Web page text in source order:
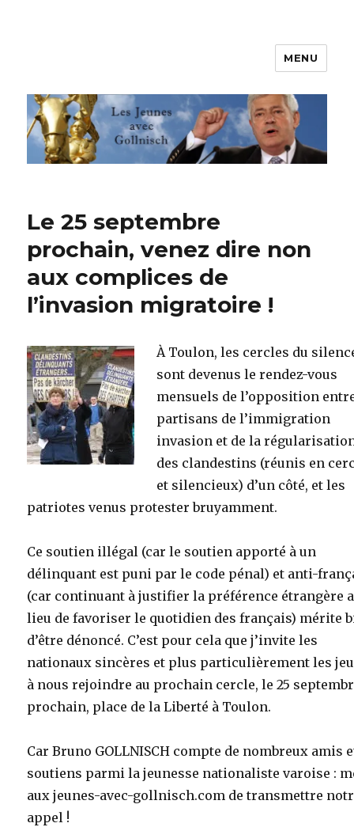
Les jeunes avec Gollnisch
MENU
Le 25 septembre
prochain, venez dire non
aux complices de
l’invasion migratoire !
À Toulon, les cercles du
sont devenus le rendez-vous
mensuels de l’opposition
partisans de l’immigration
invasion et de la
des clandestins (réunis en
et silencieux) d’un côté, et les
patriotes venus protester bruyamment.
Ce soutien illégal (car le soutien apporté à un
délinquant est puni par le code pénal) et anti-
(car continuant à justifier la préférence étrangère
lieu de favoriser le quotidien des français) mérite
d’être dénoncé. C’est pour cela que j’invite les
nationaux sincères et plus particulièrement les
à nous rejoindre au prochain cercle, le 25
prochain, place de la Liberté à Toulon.
Car Bruno GOLLNISCH compte de nombreux amis
soutiens parmi la jeunesse nationaliste varoise :
aux jeunes-avec-gollnisch.com de transmettre
appel !